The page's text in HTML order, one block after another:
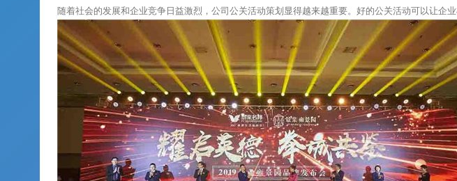
随着社会的发展和企业竞争日益激烈，公司公关活动策划显得越来越重要。好的公关活动可以让企